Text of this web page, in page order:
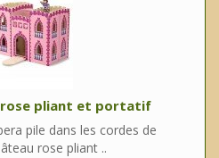
rose pliant et portatif
pile dans les cordes de
rose pliant ..